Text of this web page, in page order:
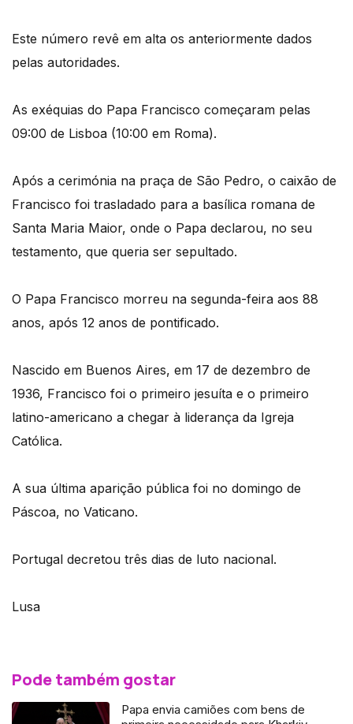
Este número revê em alta os anteriormente dados
pelas autoridades.
As exéquias do Papa Francisco começaram pelas
09:00 de Lisboa (10:00 em Roma).
Após a cerimónia na praça de São Pedro, o caixão de
Francisco foi trasladado para a basílica romana de
Santa Maria Maior, onde o Papa declarou, no seu
testamento, que queria ser sepultado.
O Papa Francisco morreu na segunda-feira aos 88
anos, após 12 anos de pontificado.
Nascido em Buenos Aires, em 17 de dezembro de
1936, Francisco foi o primeiro jesuíta e o primeiro
latino-americano a chegar à liderança da Igreja
Católica.
A sua última aparição pública foi no domingo de
Páscoa, no Vaticano.
Portugal decretou três dias de luto nacional.
Lusa
Pode também gostar
Papa envia camiões com bens de